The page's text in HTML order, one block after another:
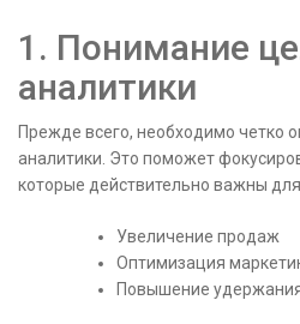
1. Понимание
аналитики
Прежде всего, необходимо четко
аналитики. Это поможет
которые действительно важны
Увеличение продаж
Оптимизация
Повышение